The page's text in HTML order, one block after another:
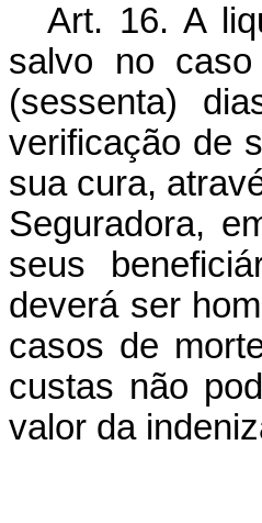
Art. 16. A
salvo no
(sessenta)
verificação de
sua cura,
Seguradora,
seus
deverá ser
casos de
custas não
valor da